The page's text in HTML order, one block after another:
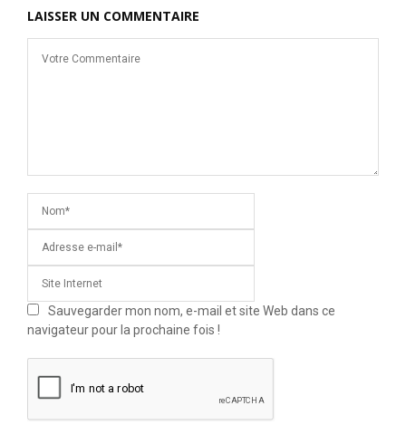
LAISSER UN COMMENTAIRE
Sauvegarder mon nom, e-mail et site Web dans ce
navigateur pour la prochaine fois !